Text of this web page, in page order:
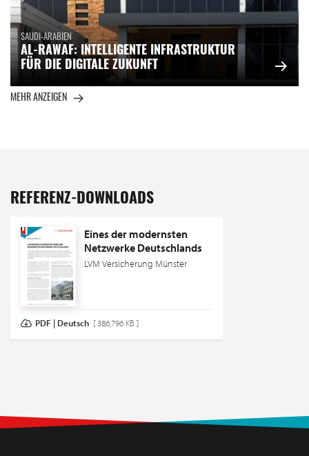
SAUDI-ARABIEN
AL-RAWAF: INTELLIGENTE INFRASTRUKTUR
FÜR DIE DIGITALE ZUKUNFT
MEHR ANZEIGEN
REFERENZ-DOWNLOADS
Eines der modernsten
Netzwerke Deutschlands
LVM Versicherung Münster
PDF | Deutsch [ 386,796 KB ]